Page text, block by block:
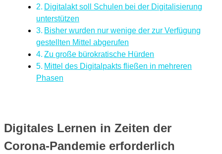
Digitalakt soll Schulen bei der Digitalisierung
unterstützen
Bisher wurden nur wenige der zur Verfügung
gestellten Mittel abgerufen
Zu große bürokratische Hürden
Mittel des Digitalpakts fließen in mehreren
Phasen
Digitales Lernen in Zeiten der
Corona-Pandemie erforderlich